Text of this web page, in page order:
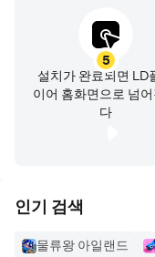
5
설치가 완료되면 LD
이어 홈화면으로 넘
다
인기 검색
물류왕 아일랜드